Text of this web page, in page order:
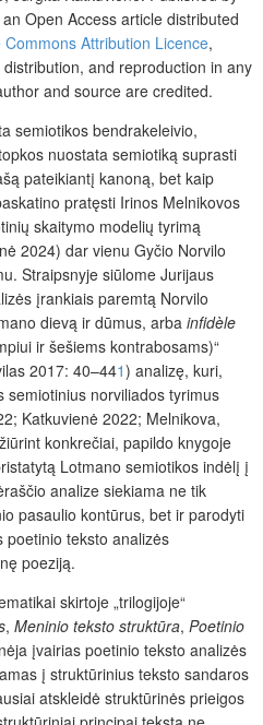
Open Access article distributed
Commons Attribution Licence,
and reproduction in any
and source are credited.
semiotikos bendrakeleivio,
nuostata semiotiką suprasti
pateikiantį kanoną, bet kaip
pratęsti Irinos Melnikovos
skaitymo modelių tyrimą
2024) dar vienu Gyčio Norvilo
Straipsnyje siūlome Jurijaus
įrankiais paremtą Norvilo
dievą ir dūmus, arba infidèle
ir šešiems kontrabosams)“
2017: 40–441) analizę, kuri,
norviliados tyrimus
Katkuvienė 2022; Melnikova,
konkrečiai, papildo knygoje
Lotmano semiotikos indėlį į
analize siekiama ne tik
pasaulio kontūrus, bet ir parodyti
poetinio teksto analizės
poeziją.
skirtoje „trilogijoje“
, Meninio teksto struktūra, Poetinio
įvairias poetinio teksto analizės
į struktūrinius teksto sandaros
atskleidė struktūrinės prieigos